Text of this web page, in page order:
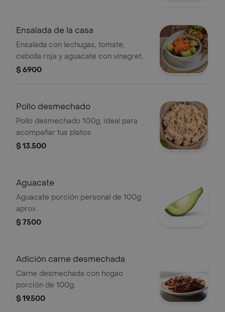
Ensalada de la casa
Ensalada con lechugas, tomate,
cebolla roja y aguacate con vinagreta
de albahaca.
$ 6900
Pollo desmechado
Pollo desmechado 100g, ideal para
acompañar tus platos.
$ 13.500
Aguacate
Aguacate porción personal de 100g
aprox
$ 7500
Adición carne desmechada
Carne desmechada con hogao
porción de 100g.
$ 19.500